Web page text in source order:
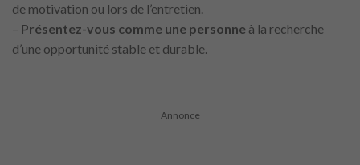
de motivation ou lors de l’entretien.
– Présentez-vous comme une personne à la recherche
d’une opportunité stable et durable.
Annonce